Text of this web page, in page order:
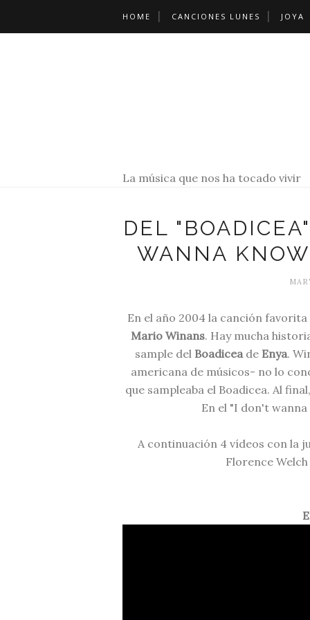
HOME CANCIONES LUNES JOYA
La música que nos ha tocado vivir
DEL
WANNA
En el año 2004 la canción
Mario Winans. Hay mucha
sample del Boadiceade Enya.
americana de músicos- no lo
que sampleaba el Boadicea. Al
En el "I don't
A continuación 4 vídeos con la
Florence